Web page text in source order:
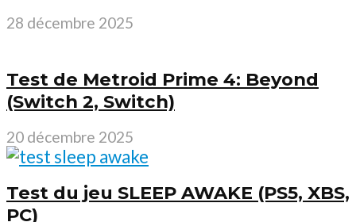
28 décembre 2025
Test de Metroid Prime 4: Beyond
(Switch 2, Switch)
20 décembre 2025
Test du jeu SLEEP AWAKE (PS5, XBS,
PC)